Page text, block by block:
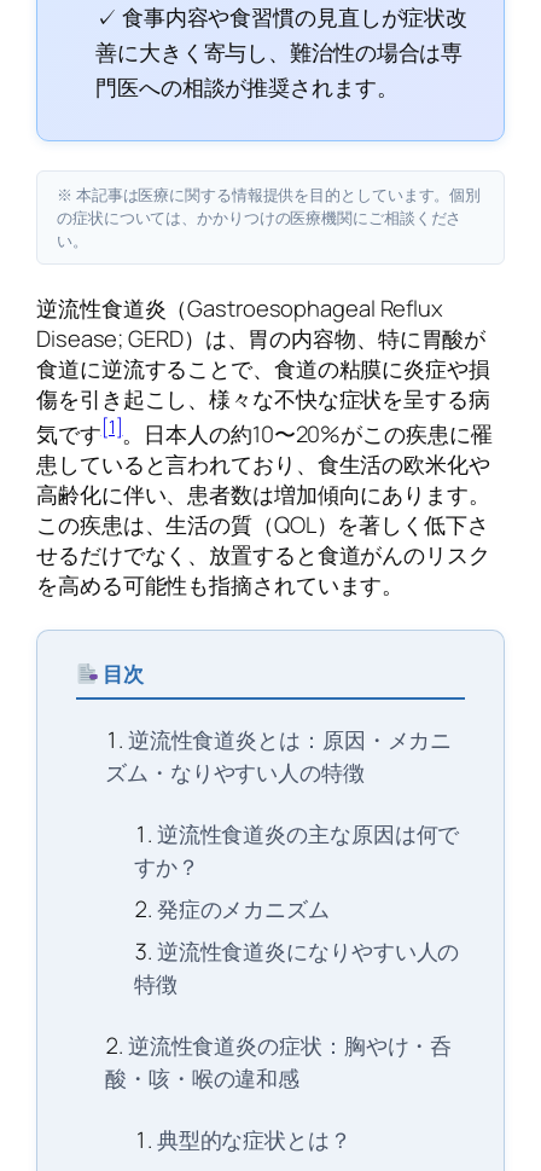
✓ 食事内容や食習慣の見直しが症状改
善に大きく寄与し、難治性の場合は専
門医への相談が推奨されます。
※ 本記事は医療に関する情報提供を目的としています。個別
の症状については、かかりつけの医療機関にご相談くださ
い。
逆流性食道炎（Gastroesophageal Reflux
Disease; GERD）は、胃の内容物、特に胃酸が
食道に逆流することで、食道の粘膜に炎症や損
傷を引き起こし、様々な不快な症状を呈する病
気です[1]。日本人の約10〜20%がこの疾患に罹
患していると言われており、食生活の欧米化や
高齢化に伴い、患者数は増加傾向にあります。
この疾患は、生活の質（QOL）を著しく低下さ
せるだけでなく、放置すると食道がんのリスク
を高める可能性も指摘されています。
目次
逆流性食道炎とは：原因・メカニ
ズム・なりやすい人の特徴
逆流性食道炎の主な原因は何で
すか？
発症のメカニズム
逆流性食道炎になりやすい人の
特徴
逆流性食道炎の症状：胸やけ・呑
酸・咳・喉の違和感
典型的な症状とは？